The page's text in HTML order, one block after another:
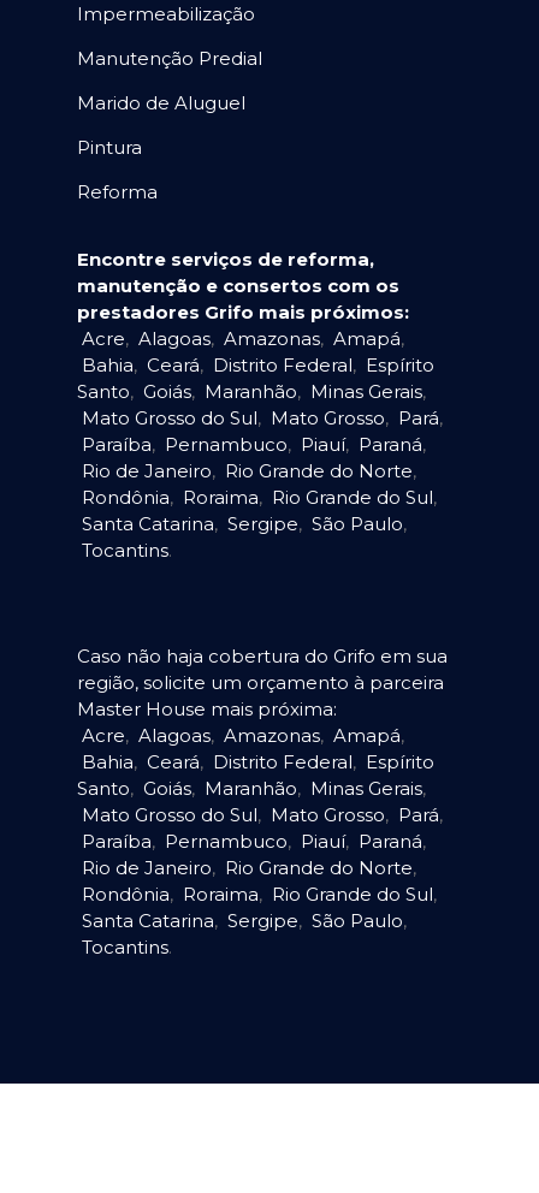
Impermeabilização
Manutenção Predial
Marido de Aluguel
Pintura
Reforma
Encontre serviços de reforma,
manutenção e consertos com os
prestadores Grifo mais próximos:
Acre, Alagoas, Amazonas, Amapá,
Bahia, Ceará, Distrito Federal, Espírito
Santo, Goiás, Maranhão, Minas Gerais,
Mato Grosso do Sul, Mato Grosso, Pará,
Paraíba, Pernambuco, Piauí, Paraná,
Rio de Janeiro, Rio Grande do Norte,
Rondônia, Roraima, Rio Grande do Sul,
Santa Catarina, Sergipe, São Paulo,
Tocantins.
Caso não haja cobertura do Grifo em sua
região, solicite um orçamento à parceira
Master House mais próxima:
Acre, Alagoas, Amazonas, Amapá,
Bahia, Ceará, Distrito Federal, Espírito
Santo, Goiás, Maranhão, Minas Gerais,
Mato Grosso do Sul, Mato Grosso, Pará,
Paraíba, Pernambuco, Piauí, Paraná,
Rio de Janeiro, Rio Grande do Norte,
Rondônia, Roraima, Rio Grande do Sul,
Santa Catarina, Sergipe, São Paulo,
Tocantins.